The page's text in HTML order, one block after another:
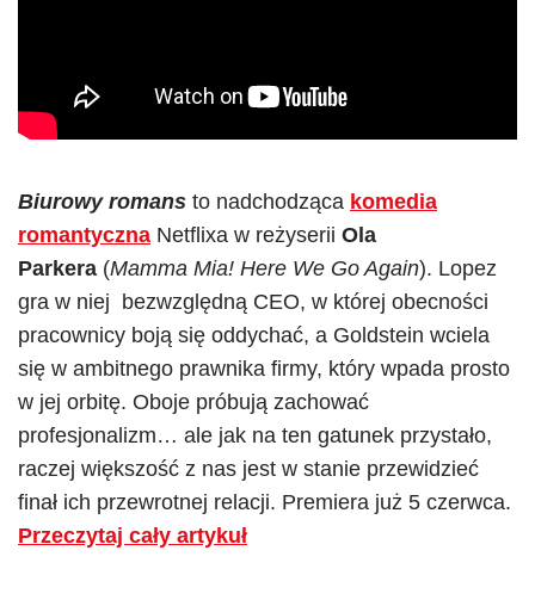
Biurowy romans to nadchodząca komedia
romantyczna Netflixa w reżyserii Ola
Parkera (Mamma Mia! Here We Go Again). Lopez
gra w niej bezwzględną CEO, w której obecności
pracownicy boją się oddychać, a Goldstein wciela
się w ambitnego prawnika firmy, który wpada prosto
w jej orbitę. Oboje próbują zachować
profesjonalizm… ale jak na ten gatunek przystało,
raczej większość z nas jest w stanie przewidzieć
finał ich przewrotnej relacji. Premiera już 5 czerwca.
Przeczytaj cały artykuł